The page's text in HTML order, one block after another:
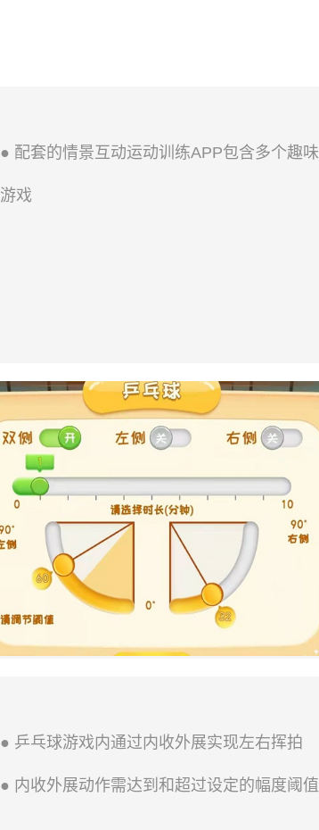
● 配套的情景互动运动训练APP包含多个趣味
游戏
● 乒乓球游戏内通过内收外展实现左右挥拍
● 内收外展动作需达到和超过设定的幅度阈值